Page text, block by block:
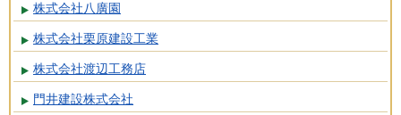
株式会社八廣園
株式会社栗原建設工業
株式会社渡辺工務店
門井建設株式会社